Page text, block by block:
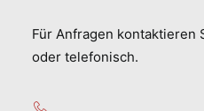
Für Anfragen kontaktieren
oder telefonisch.